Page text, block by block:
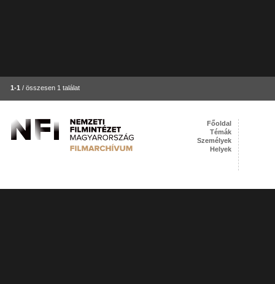
1-1 / összesen 1 találat
Főoldal
Témák
Személyek
Helyek